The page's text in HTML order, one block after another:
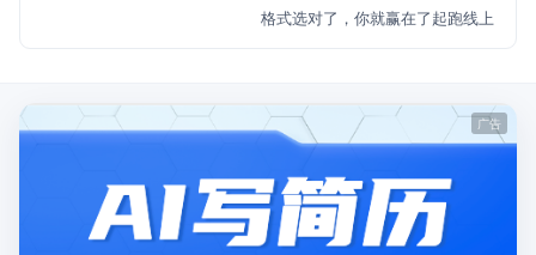
格式选对了，你就赢在了起跑线上